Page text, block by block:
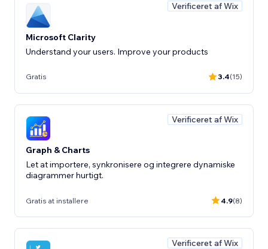
Verificeret af Wix
Microsoft Clarity
Understand your users. Improve your products
Gratis 3.4(15)
Verificeret af Wix
Graph & Charts
Let at importere, synkronisere og integrere dynamiske
diagrammer hurtigt.
Gratis at installere 4.9(8)
Verificeret af Wix